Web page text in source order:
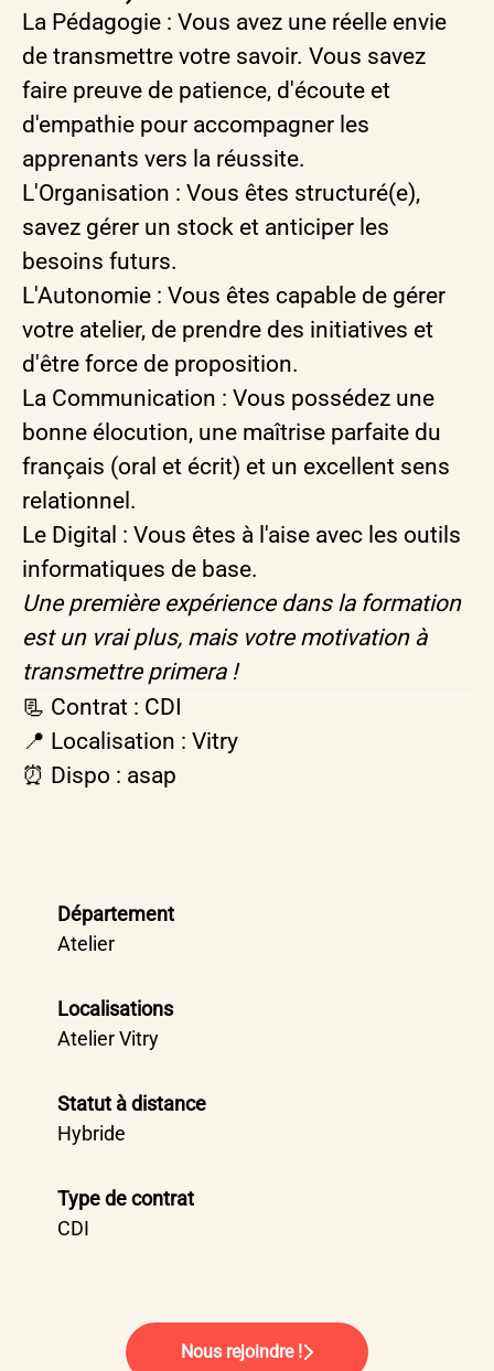
La Pédagogie : Vous avez une réelle envie
de transmettre votre savoir. Vous savez
faire preuve de patience, d'écoute et
d'empathie pour accompagner les
apprenants vers la réussite.
L'Organisation : Vous êtes structuré(e),
savez gérer un stock et anticiper les
besoins futurs.
L'Autonomie : Vous êtes capable de gérer
votre atelier, de prendre des initiatives et
d'être force de proposition.
La Communication : Vous possédez une
bonne élocution, une maîtrise parfaite du
français (oral et écrit) et un excellent sens
relationnel.
Le Digital : Vous êtes à l'aise avec les outils
informatiques de base.
Une première expérience dans la formation
est un vrai plus, mais votre motivation à
transmettre primera !
📃 Contrat : CDI
📍 Localisation : Vitry
⏰ Dispo : asap
Département
Atelier
Localisations
Atelier Vitry
Statut à distance
Hybride
Type de contrat
CDI
Nous rejoindre !